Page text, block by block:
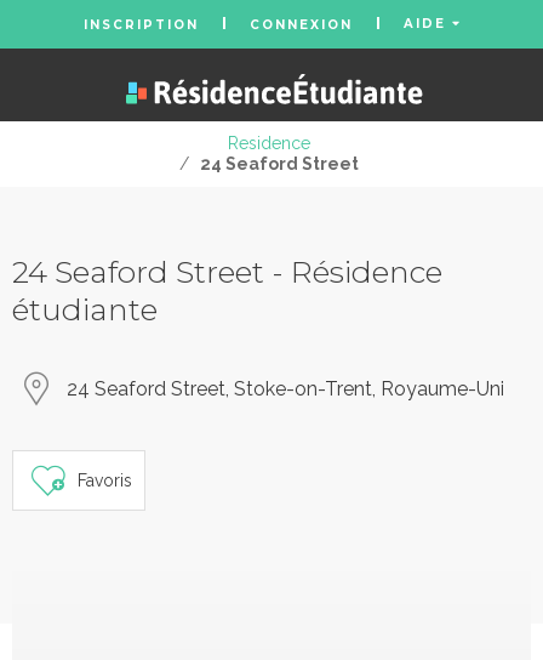
INSCRIPTION CONNEXION AIDE
Residence
/
24 Seaford Street
24 Seaford Street - Résidence
étudiante
24 Seaford Street, Stoke-on-Trent, Royaume-Uni
Favoris